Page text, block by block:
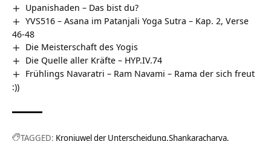
Upanishaden – Das bist du?
YVS516 – Asana im Patanjali Yoga Sutra – Kap. 2, Verse
46-48
Die Meisterschaft des Yogis
Die Quelle aller Kräfte – HYP.IV.74
Frühlings Navaratri – Ram Navami – Rama der sich freut
:))
TAGGED: Kronjuwel der Unterscheidung Shankaracharya